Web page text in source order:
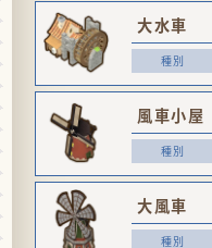
大水車
風車小屋
大風車